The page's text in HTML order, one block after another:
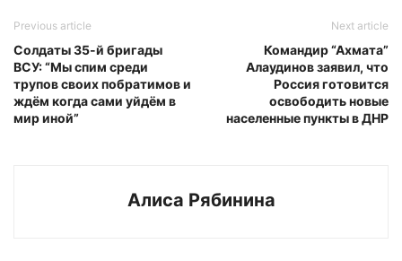
Previous article
Солдаты 35-й бригады
ВСУ: “Мы спим среди
трупов своих побратимов и
ждём когда сами уйдём в
мир иной”
Next article
Командир “Ахмата”
Алаудинов заявил, что
Россия готовится
освободить новые
населенные пункты в ДНР
Алиса Рябинина